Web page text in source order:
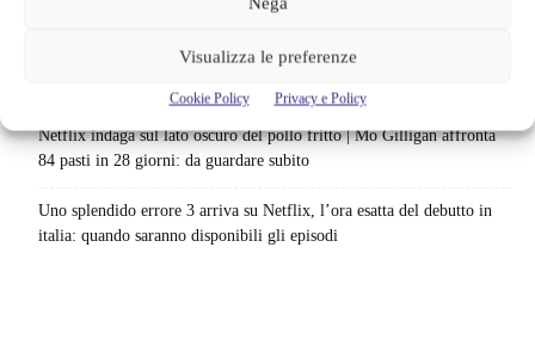
Visualizza le preferenze
Cookie Policy Privacy e Policy
progetto è in sviluppo: cosa resta dell’esperimento
Netflix saluta 16 titoli ad agosto 2026 | 3 serie e 13 film lasciano il
Netflix indaga sul lato oscuro del pollo fritto | Mo Gilligan affronta
84 pasti in 28 giorni: da guardare subito
Uno splendido errore 3 arriva su Netflix, l’ora esatta del debutto in
italia: quando saranno disponibili gli episodi